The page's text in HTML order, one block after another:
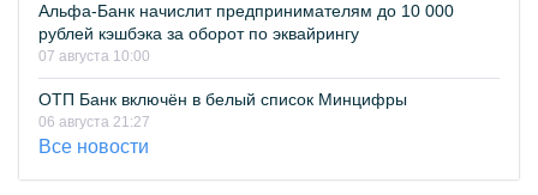
Альфа-Банк начислит предпринимателям до 10 000
рублей кэшбэка за оборот по эквайрингу
07 августа 10:00
ОТП Банк включён в белый список Минцифры
06 августа 21:27
Все новости